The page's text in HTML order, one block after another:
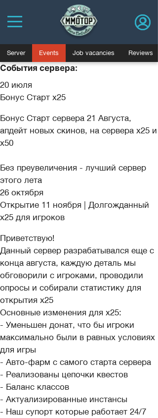
Server Events Job vacancies Reviews
События сервера:
20 июля
Бонус Старт х25
Бонус Старт сервера 21 Августа,
апдейт новых скинов, на сервера х25 и
х50
Без преувеличения - лучший сервер
этого лета
26 октября
Открытие 11 ноября | Долгожданный
х25 для игроков
Приветствую!
Данный сервер разрабатывался еще с
конца августа, каждую деталь мы
обговорили с игроками, проводили
опросы и собирали статистику для
открытия х25
Основные изменения для х25:
- Уменьшен донат, что бы игроки
максимально были в равных условиях
для игры
- Авто-фарм с самого старта сервера
- Реализованы цепочки квестов
- Баланс классов
- Актуализированные инстансы
- Наш супорт которые работает 24/7